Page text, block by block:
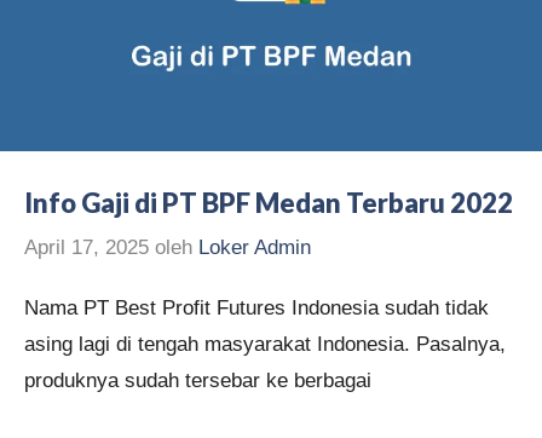
Info Gaji di PT BPF Medan Terbaru 2022
April 17, 2025 oleh Loker Admin
Nama PT Best Profit Futures Indonesia sudah tidak
asing lagi di tengah masyarakat Indonesia. Pasalnya,
produknya sudah tersebar ke berbagai